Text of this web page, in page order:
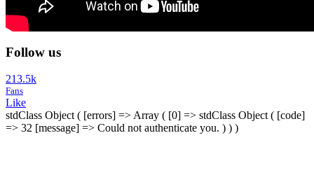
Follow us
213.5k
Fans
Like
stdClass Object ( [errors] => Array ( [0] => stdClass Object ( [code]
=> 32 [message] => Could not authenticate you. ) ) )